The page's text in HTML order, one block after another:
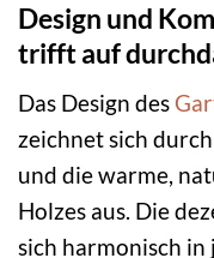
Design und
trifft auf
Das Design des
zeichnet sich
und die warme,
Holzes aus. Die
sich harmonisch